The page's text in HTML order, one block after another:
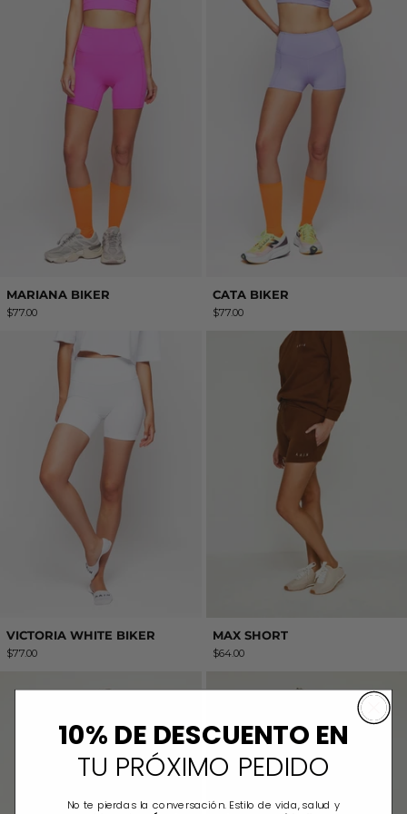
MARIANA BIKER
$77.00
CATA BIKER
$77.00
VICTORIA WHITE BIKER
$77.00
MAX SHORT
MAX SHORT
$64.00
10% DE DESCUENTO EN
TU PRÓXIMO PEDIDO
No te pierdas la conversación. Estilo de vida, salud y